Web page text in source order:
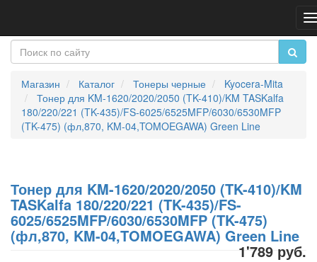
Магазин Каталог Тонеры черные
Kyocera-Mita
Тонер для KM-1620/2020/2050 (TK-410)/KM TASKalfa
180/220/221 (TK-435)/FS-6025/6525MFP/6030/6530MFP
(TK-475) (фл,870, KM-04,TOMOEGAWA) Green Line
Тонер для KM-1620/2020/2050 (TK-410)/KM
TASKalfa 180/220/221 (TK-435)/FS-
6025/6525MFP/6030/6530MFP (TK-475)
(фл,870, KM-04,TOMOEGAWA) Green Line
1'789 руб.